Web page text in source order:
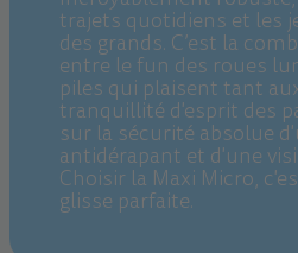
trajets quotidiens et les
des grands. C’est la
entre le fun des roues
piles qui plaisent tant
tranquillité d'esprit des
sur la sécurité absolue
antidérapant et d'une
Choisir la Maxi Micro,
glisse parfaite.